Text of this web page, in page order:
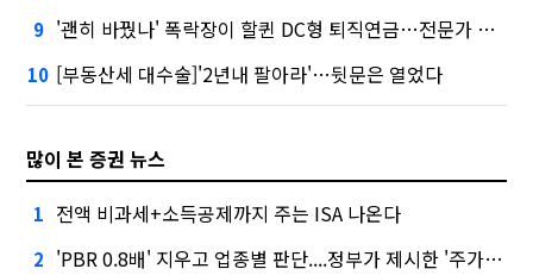
9 '괜히 바꿨나' 폭락장이 할퀸 DC형 퇴직연금…전문가 조언은
10 [부동산세 대수술]'2년내 팔아라'…뒷문은 열었다
많이 본 증권 뉴스
1 전액 비과세+소득공제까지 주는 ISA 나온다
2 'PBR 0.8배' 지우고 업종별 판단....정부가 제시한 '주가 누르기' 방지법